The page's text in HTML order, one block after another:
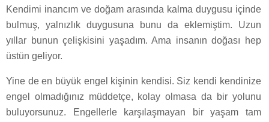
Kendimi inancım ve doğam arasında kalma duygusu içinde
bulmuş, yalnızlık duygusuna bunu da eklemiştim. Uzun
yıllar bunun çelişkisini yaşadım. Ama insanın doğası hep
üstün geliyor.
Yine de en büyük engel kişinin kendisi. Siz kendi kendinize
engel olmadığınız müddetçe, kolay olmasa da bir yolunu
buluyorsunuz. Engellerle karşılaşmayan bir yaşam tam